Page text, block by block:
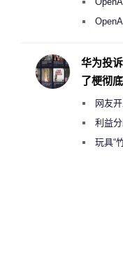
2000美元
华为投
了梗彻
网友
绕梁”利益
曾将华为
玩具“